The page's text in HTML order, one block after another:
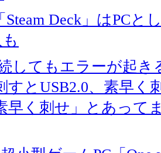
Steam Deck」はPC
してもエラーが起
すとUSB2.0、素早く
早く刺せ」とあって